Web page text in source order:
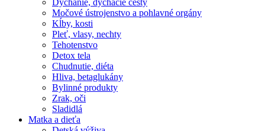
Dýchanie, dýchacie cesty
Močové ústrojenstvo a pohlavné orgány
Kĺby, kosti
Pleť, vlasy, nechty
Tehotenstvo
Detox tela
Chudnutie, diéta
Hliva, betaglukány
Bylinné produkty
Zrak, oči
Sladidlá
Matka a dieťa